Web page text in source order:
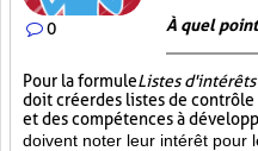
0 À quel
Pour la formuleListes
doit créer des listes de contrôle
et des compétences à
doivent noter leur intérêt pour